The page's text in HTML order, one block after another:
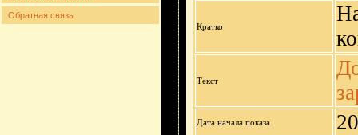
Обратная связь
Кратко
Текст
Дата начала показа